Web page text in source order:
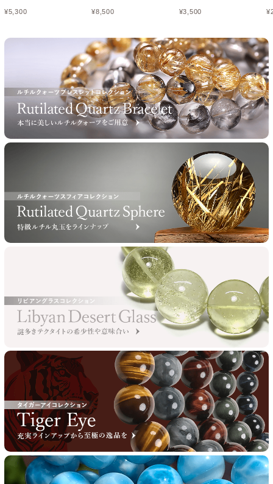
¥5,300 ¥8,500 ¥3,500 ¥